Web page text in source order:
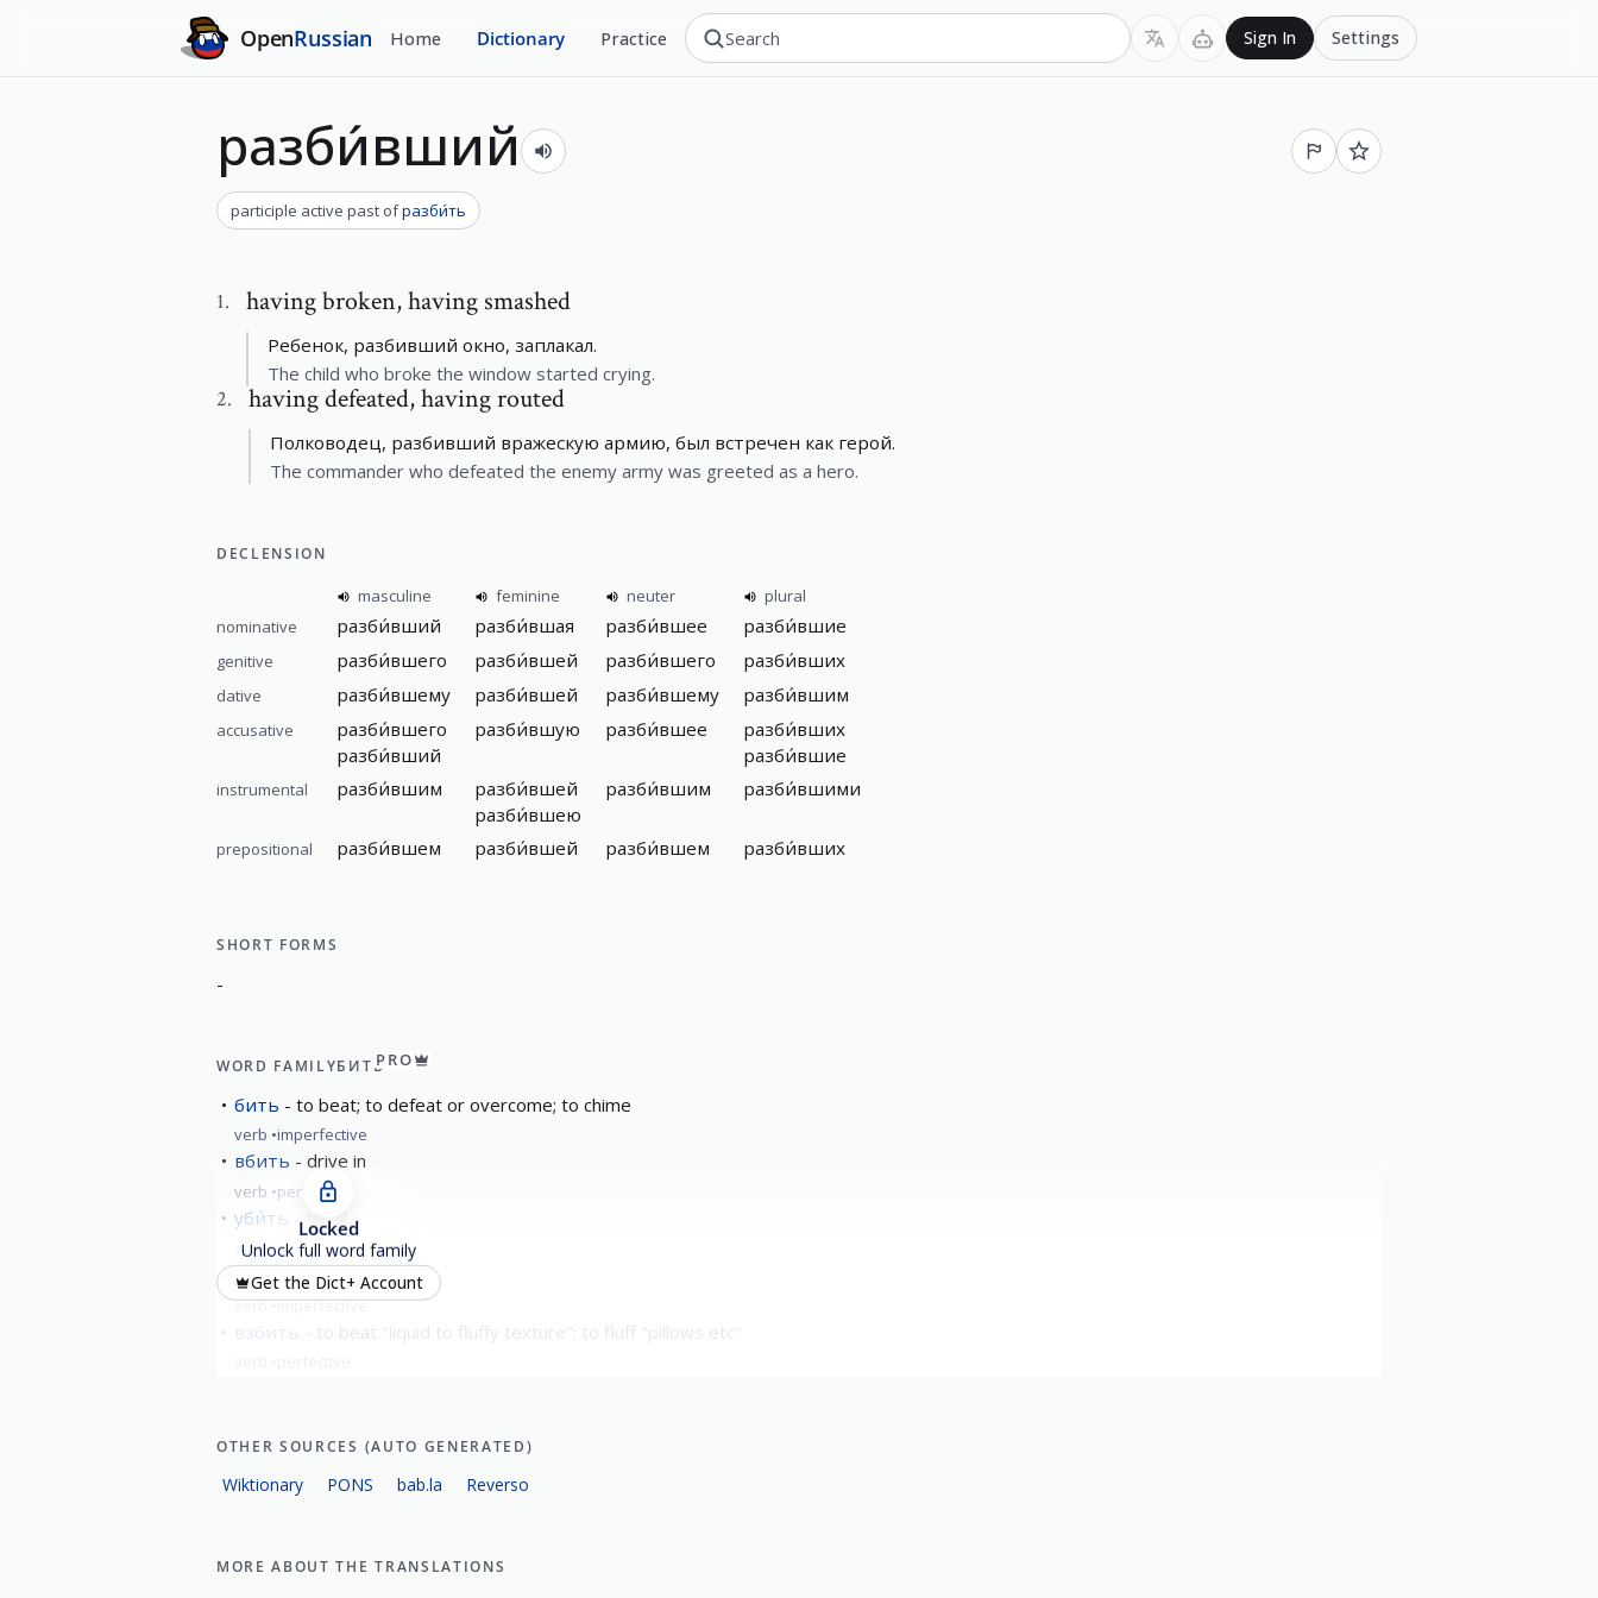
OpenRussian Home Dictionary Practice Sign In Settings
разби́вший
participle active past ofразби́ть
1. having broken,having smashed
Ребенок, разбивший окно, заплакал.
The child who broke the window started crying.
2. having defeated,having routed
Полководец, разбивший вражескую армию, был встречен как герой.
The commander who defeated the enemy army was greeted as a hero.
DECLENSION
masculine feminine neuter
plural
nominative
разби́вший разби́вшая разби́вшее разби́вшие
genitive разби́вшего разби́вшей разби́вшего разби́вших
dative разби́вшему разби́вшей разби́вшему разби́вшим
accusative
разби́вшего
разби́вший
разби́вшую разби́вшее
разби́вших
разби́вшие
instrumental разби́вшим
разби́вшей
разби́вшею
разби́вшим разби́вшими
prepositional разби́вшем разби́вшей разби́вшем разби́вших
SHORT FORMS
-
WORD FAMILYБИТЬPRO
бить to beat; to defeat or overcome; to chime
verb imperfective
вбить drive in
verb perfective
уби́ть to kill
verb perfective
би́ться fight
verb imperfective
взбить
Locked
Unlock full word family
Get the Dict+ Account
OTHER SOURCES (AUTO GENERATED)
Wiktionary PONS bab.la Reverso
MORE ABOUT THE TRANSLATIONS